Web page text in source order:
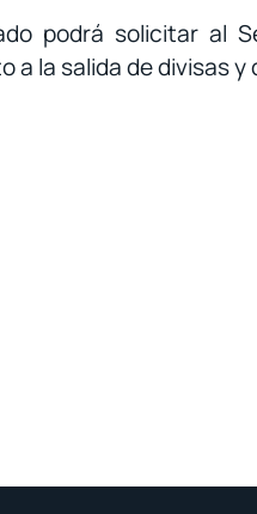
podrá solicitar al
a la salida de divisas